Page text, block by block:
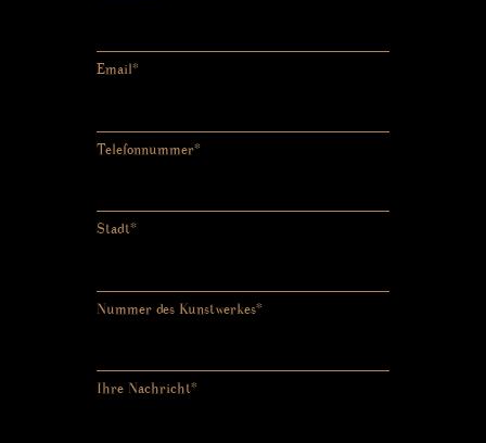
Email*
Telefonnummer*
Stadt*
Nummer des Kunstwerkes*
Ihre Nachricht*